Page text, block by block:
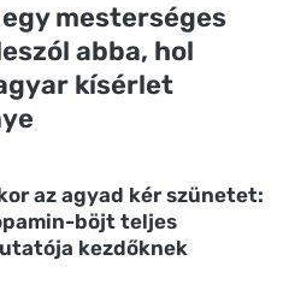
mesterséges
abba, hol
kísérlet
az agyad kér szünetet:
böjt teljes
kezdőknek